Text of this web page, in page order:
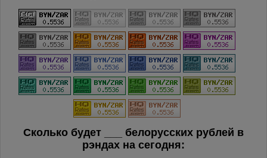
Сколько будет
белорусских рублей в
рэндах на сегодня: